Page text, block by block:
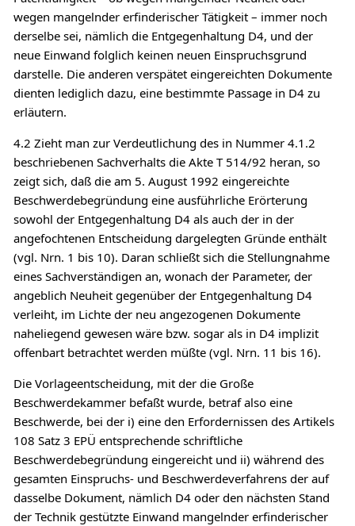
wegen mangelnder erfinderischer Tätigkeit – immer noch
derselbe sei, nämlich die Entgegenhaltung D4, und der
neue Einwand folglich keinen neuen Einspruchsgrund
darstelle. Die anderen verspätet eingereichten Dokumente
dienten lediglich dazu, eine bestimmte Passage in D4 zu
erläutern.
4.2 Zieht man zur Verdeutlichung des in Nummer 4.1.2
beschriebenen Sachverhalts die Akte T 514/92 heran, so
zeigt sich, daß die am 5. August 1992 eingereichte
Beschwerdebegründung eine ausführliche Erörterung
sowohl der Entgegenhaltung D4 als auch der in der
angefochtenen Entscheidung dargelegten Gründe enthält
(vgl. Nrn. 1 bis 10). Daran schließt sich die Stellungnahme
eines Sachverständigen an, wonach der Parameter, der
angeblich Neuheit gegenüber der Entgegenhaltung D4
verleiht, im Lichte der neu angezogenen Dokumente
naheliegend gewesen wäre bzw. sogar als in D4 implizit
offenbart betrachtet werden müßte (vgl. Nrn. 11 bis 16).
Die Vorlageentscheidung, mit der die Große
Beschwerdekammer befaßt wurde, betraf also eine
Beschwerde, bei der i) eine den Erfordernissen des Artikels
108 Satz 3 EPÜ entsprechende schriftliche
Beschwerdebegründung eingereicht und ii) während des
gesamten Einspruchs- und Beschwerdeverfahrens der auf
dasselbe Dokument, nämlich D4 oder den nächsten Stand
der Technik gestützte Einwand mangelnder erfinderischer